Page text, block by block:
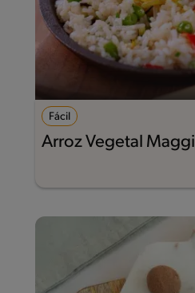
Fácil
Arroz Vegetal Maggi